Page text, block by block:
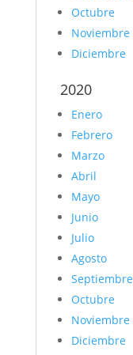
Octubre
Noviembre
Diciembre
2020
Enero
Febrero
Marzo
Abril
Mayo
Junio
Julio
Agosto
Septiembre
Octubre
Noviembre
Diciembre